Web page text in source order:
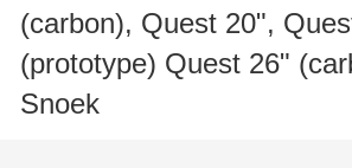
(carbon), Quest 20",
(prototype) Quest 26"
Snoek